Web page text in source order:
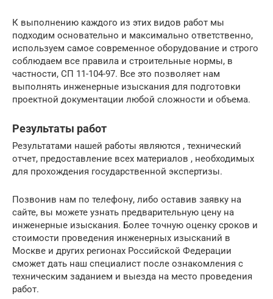
К выполнению каждого из этих видов работ мы
подходим основательно и максимально ответственно,
используем самое современное оборудование и строго
соблюдаем все правила и строительные нормы, в
частности, СП 11-104-97. Все это позволяет нам
выполнять инженерные изыскания для подготовки
проектной документации любой сложности и объема.
Результаты работ
Результатами нашей работы являются , технический
отчет, предоставление всех материалов , необходимых
для прохождения государственной экспертизы.
Позвонив нам по телефону, либо оставив заявку на
сайте, вы можете узнать предварительную цену на
инженерные изыскания. Более точную оценку сроков и
стоимости проведения инженерных изысканий в
Москве и других регионах Российской Федерации
сможет дать наш специалист после ознакомления с
техническим заданием и выезда на место проведения
работ.